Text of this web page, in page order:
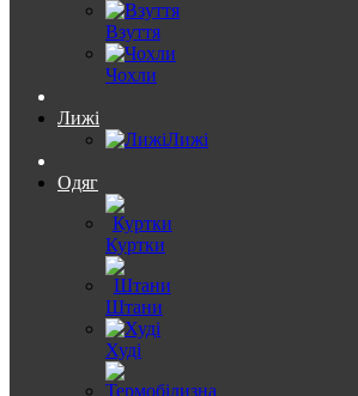
Взуття
Чохли
Лижі
Лижі
Одяг
Куртки
Штани
Худі